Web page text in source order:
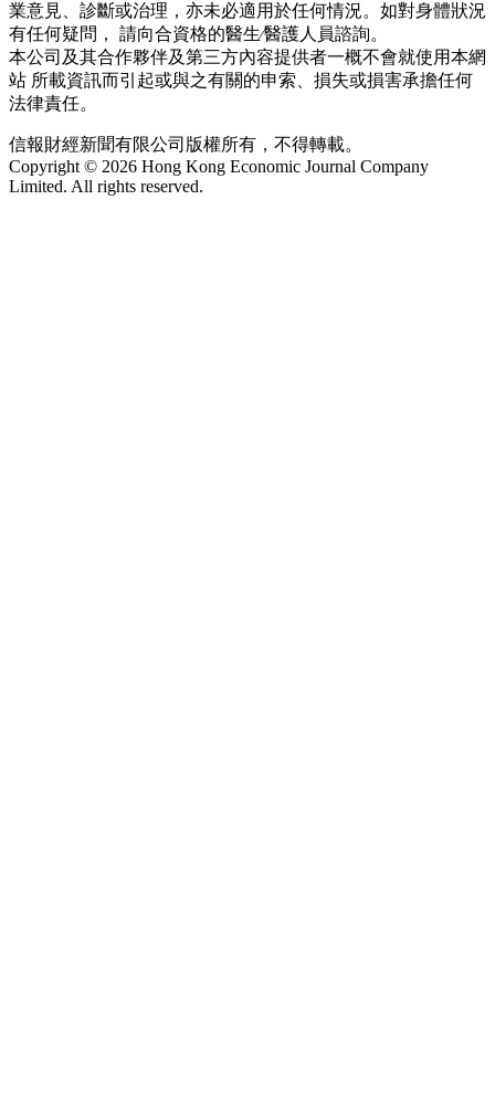
業意見、診斷或治理，亦未必適用於任何情況。如對身體狀況
有任何疑問， 請向合資格的醫生∕醫護人員諮詢。
本公司及其合作夥伴及第三方內容提供者一概不會就使用本網
站 所載資訊而引起或與之有關的申索、損失或損害承擔任何
法律責任。
信報財經新聞有限公司版權所有，不得轉載。
Copyright © 2026 Hong Kong Economic Journal Company
Limited. All rights reserved.